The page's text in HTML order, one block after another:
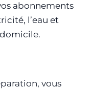
abonnements
l’eau et
vous